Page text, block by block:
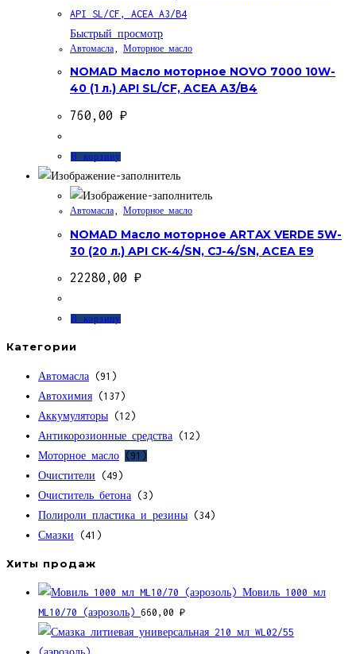
Быстрый просмотр
Автомасла Моторное масло
NOMAD Масло моторное NOVO 7000 10W-
40 (1 л.) API SL/CF, ACEA A3/B4
760,00 ₽
В корзину
Автомасла Моторное масло
NOMAD Масло моторное ARTAX VERDE 5W-
30 (20 л.) API CK-4/SN, CJ-4/SN, ACEA E9
22280,00 ₽
В корзину
Категории
Автомасла (91)
Автохимия (137)
Аккумуляторы (12)
Антикорозионные средства (12)
Моторное масло (91)
Очистители (49)
Очиститель бетона (3)
Полироли пластика и резины (34)
Смазки (41)
Хиты продаж
Мовиль 1000 мл
ML10/70 (аэрозоль) 660,00 ₽